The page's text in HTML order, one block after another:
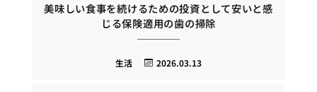
美味しい食事を続けるための投資として安いと感
じる保険適用の歯の掃除
2026.03.13
生活